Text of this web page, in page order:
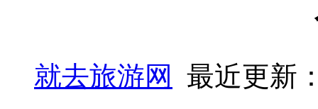
就去旅游网
最近更新